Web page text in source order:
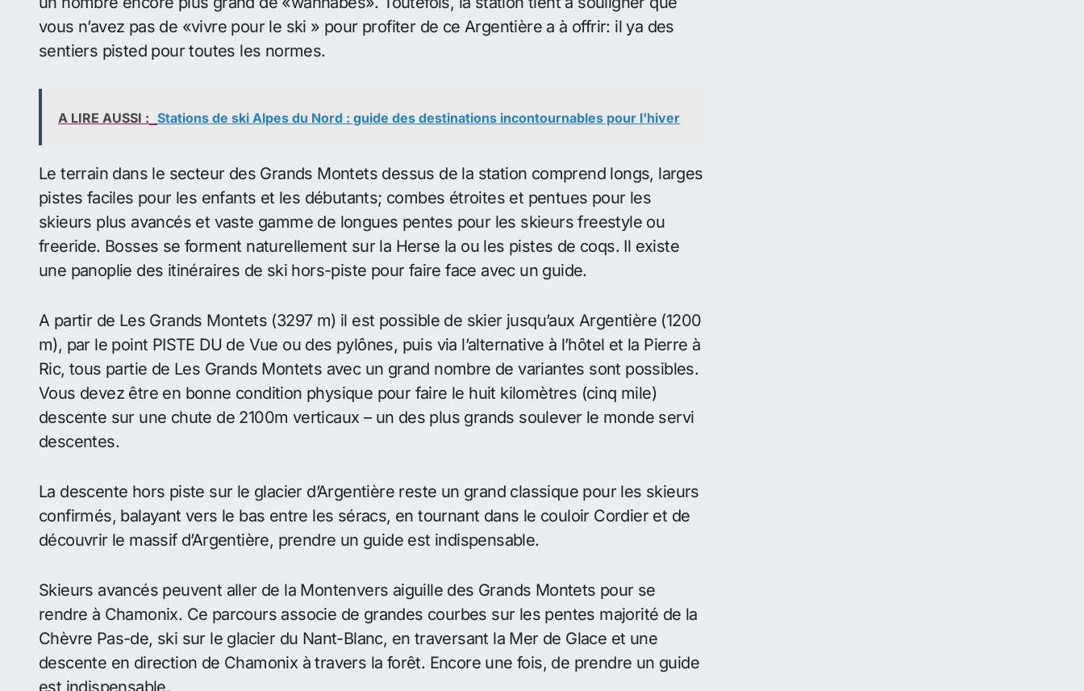
vous n’avez pas de «vivre pour le ski » pour profiter de ce Argentière a à offrir: il ya des
sentiers pisted pour toutes les normes.
A LIRE AUSSI : Stations de ski Alpes du Nord : guide des destinations incontournables pour l'hiver
Le terrain dans le secteur des Grands Montets dessus de la station comprend longs, larges
pistes faciles pour les enfants et les débutants; combes étroites et pentues pour les
skieurs plus avancés et vaste gamme de longues pentes pour les skieurs freestyle ou
freeride. Bosses se forment naturellement sur la Herse la ou les pistes de coqs. Il existe
une panoplie des itinéraires de ski hors-piste pour faire face avec un guide.
A partir de Les Grands Montets (3297 m) il est possible de skier jusqu’aux Argentière (1200
m), par le point PISTE DU de Vue ou des pylônes, puis via l’alternative à l’hôtel et la Pierre à
Ric, tous partie de Les Grands Montets avec un grand nombre de variantes sont possibles.
Vous devez être en bonne condition physique pour faire le huit kilomètres (cinq mile)
descente sur une chute de 2100m verticaux – un des plus grands soulever le monde servi
descentes.
La descente hors piste sur le glacier d’Argentière reste un grand classique pour les skieurs
confirmés, balayant vers le bas entre les séracs, en tournant dans le couloir Cordier et de
découvrir le massif d’Argentière, prendre un guide est indispensable.
Skieurs avancés peuvent aller de la Montenvers aiguille des Grands Montets pour se
rendre à Chamonix. Ce parcours associe de grandes courbes sur les pentes majorité de la
Chèvre Pas-de, ski sur le glacier du Nant-Blanc, en traversant la Mer de Glace et une
descente en direction de Chamonix à travers la forêt. Encore une fois, de prendre un guide